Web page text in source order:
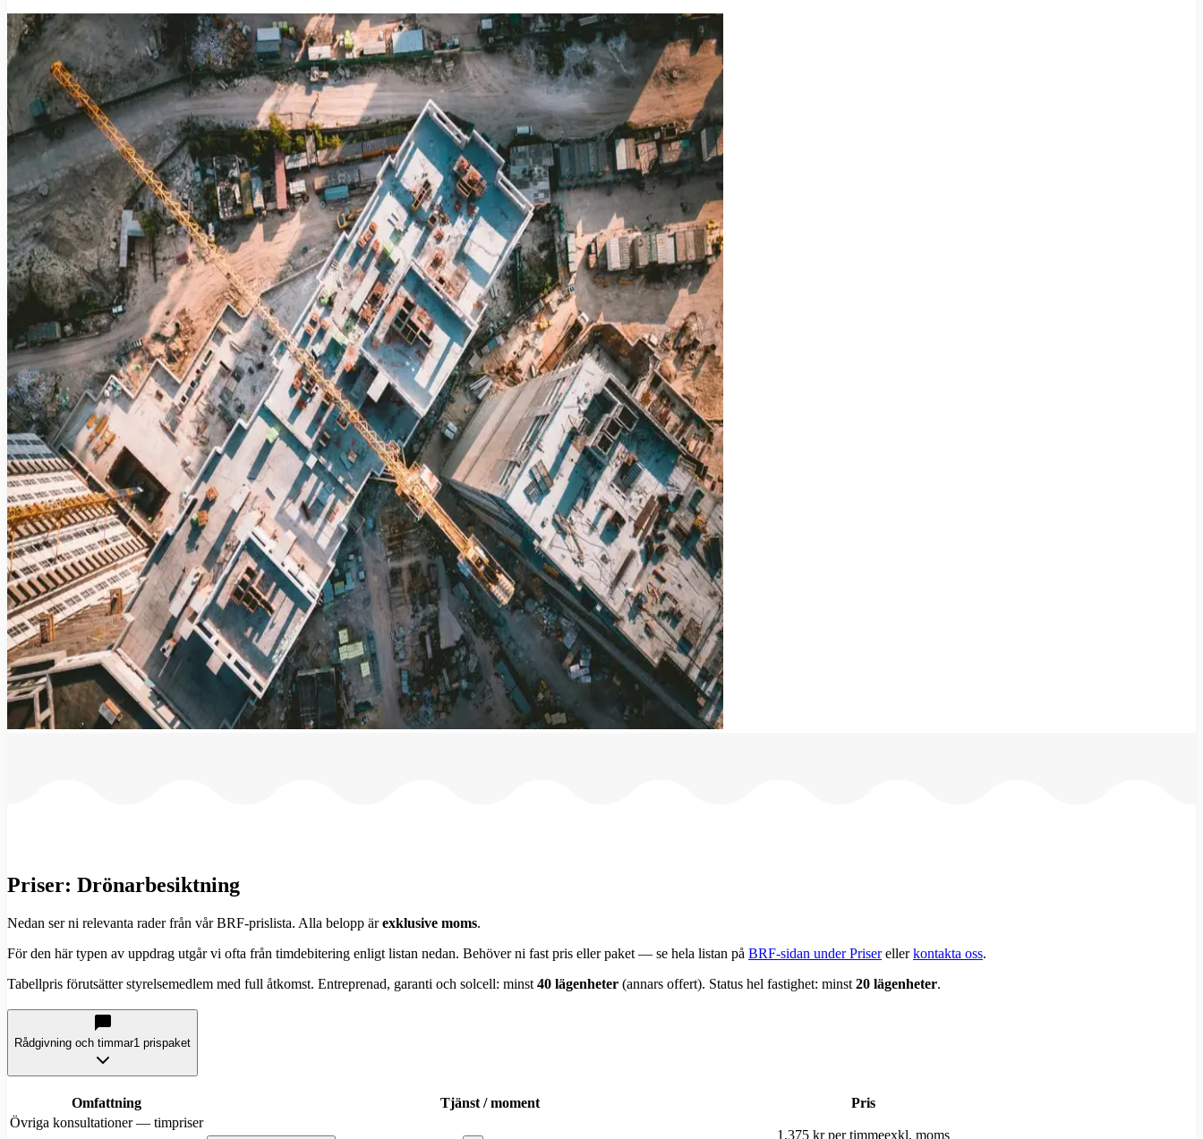
Priser: Drönarbesiktning
Nedan ser ni relevanta rader från vår BRF-prislista. Alla belopp är exklusive moms.
För den här typen av uppdrag utgår vi ofta från timdebitering enligt listan nedan. Behöver ni fast pris eller paket — se hela listan på BRF-sidan under Priser eller kontakta oss.
Tabellpris förutsätter styrelsemedlem med full åtkomst. Entreprenad, garanti och solcell: minst 40 lägenheter (annars offert). Status hel fastighet: minst 20 lägenheter.
Rådgivning och timmar1 prispaket
Omfattning Tjänst / moment
Pris
Övriga konsultationer — timpriser
1.375 kr per timmeexkl. moms